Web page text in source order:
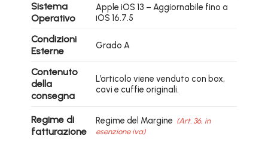
Sistema
Operativo
Apple iOS 13 – Aggiornabile fino a
iOS 16.7.5
Condizioni
Esterne
Grado A
Contenuto
della
consegna
L’articolo viene venduto con box,
cavi e cuffie originali.
Regime di
fatturazione
Regime del Margine (Art. 36, in
esenzione iva)